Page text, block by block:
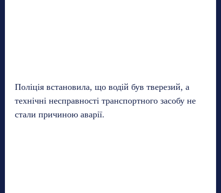
Поліція встановила, що водій був тверезий, а
технічні несправності транспортного засобу не
стали причиною аварії.